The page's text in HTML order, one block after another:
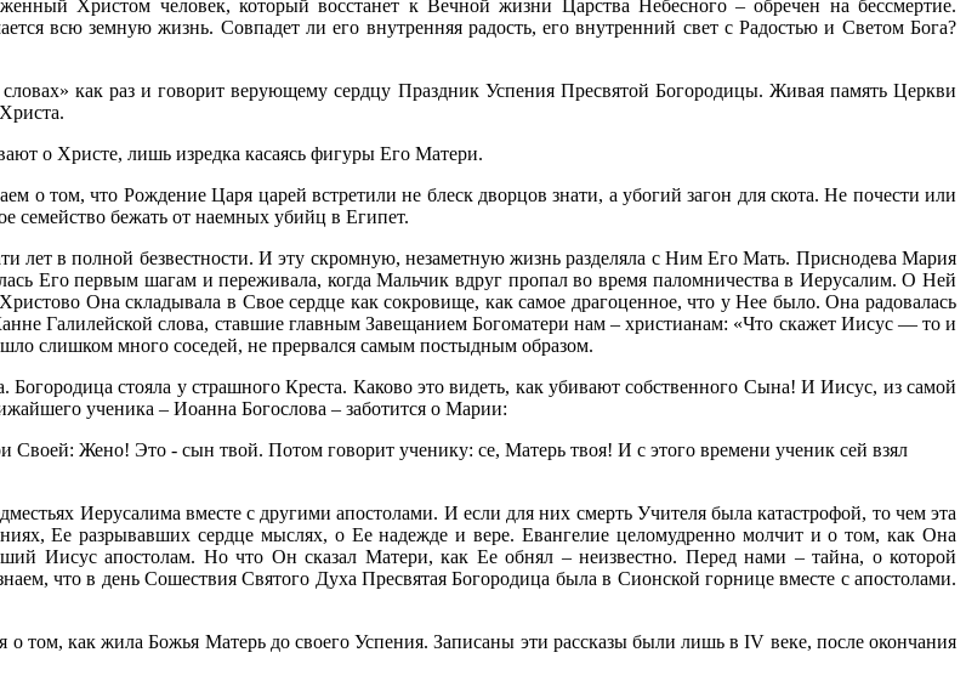
Христом человек, который восстанет к Вечной жизни Царства Небесного – обречен на бессмертие.
всю земную жизнь. Совпадет ли его внутренняя радость, его внутренний свет с Радостью и Светом Бога?
как раз и говорит верующему сердцу Праздник Успения Пресвятой Богородицы. Живая память Церкви
о Христе, лишь изредка касаясь фигуры Его Матери.
о том, что Рождение Царя царей встретили не блеск дворцов знати, а убогий загон для скота. Не почести или
семейство бежать от наемных убийц в Египет.
лет в полной безвестности. И эту скромную, незаметную жизнь разделяла с Ним Его Мать. Приснодева Мария
Его первым шагам и переживала, когда Мальчик вдруг пропал во время паломничества в Иерусалим. О Ней
Она складывала в Свое сердце как сокровище, как самое драгоценное, что у Нее было. Она радовалась
Галилейской слова, ставшие главным Завещанием Богоматери нам – христианам: «Что скажет Иисус — то и
слишком много соседей, не прервался самым постыдным образом.
стояла у страшного Креста. Каково это видеть, как убивают собственного Сына! И Иисус, из самой
ученика – Иоанна Богослова – заботится о Марии:
Своей: Жено! Это - сын твой. Потом говорит ученику: се, Матерь твоя! И с этого времени ученик сей взял
Иерусалима вместе с другими апостолами. И если для них смерть Учителя была катастрофой, то чем эта
Ее разрывавших сердце мыслях, о Ее надежде и вере. Евангелие целомудренно молчит и о том, как Она
Иисус апостолам. Но что Он сказал Матери, как Ее обнял – неизвестно. Перед нами – тайна, о которой
что в день Сошествия Святого Духа Пресвятая Богородица была в Сионской горнице вместе с апостолами.
том, как жила Божья Матерь до своего Успения. Записаны эти рассказы были лишь в IV веке, после окончания